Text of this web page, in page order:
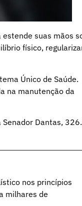
suas mãos
físico,
Único de Saúde.
na manutenção da
Dantas, 326.
nos princípios
milhares de